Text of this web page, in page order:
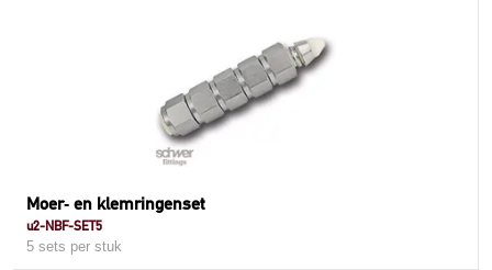
Moer‑ en klemringenset
u2-NBF-SET5
5 sets per stuk